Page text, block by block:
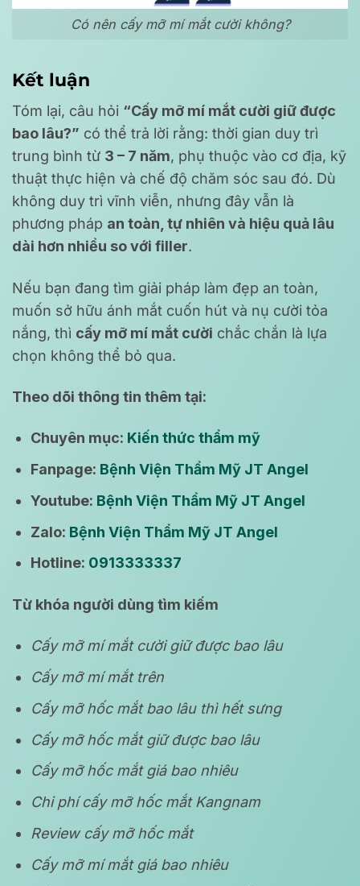
Có nên cấy mỡ mí mắt cười không?
Kết luận
Tóm lại, câu hỏi “Cấy mỡ mí mắt cười giữ được
bao lâu?” có thể trả lời rằng: thời gian duy trì
trung bình từ 3 – 7 năm, phụ thuộc vào cơ địa, kỹ
thuật thực hiện và chế độ chăm sóc sau đó. Dù
không duy trì vĩnh viễn, nhưng đây vẫn là
phương pháp an toàn, tự nhiên và hiệu quả lâu
dài hơn nhiều so với filler.
Nếu bạn đang tìm giải pháp làm đẹp an toàn,
muốn sở hữu ánh mắt cuốn hút và nụ cười tỏa
nắng, thì cấy mỡ mí mắt cười chắc chắn là lựa
chọn không thể bỏ qua.
Theo dõi thông tin thêm tại:
Chuyên mục: Kiến thức thẩm mỹ
Fanpage: Bệnh Viện Thẩm Mỹ JT Angel
Youtube: Bệnh Viện Thẩm Mỹ JT Angel
Zalo: Bệnh Viện Thẩm Mỹ JT Angel
Hotline: 0913333337
Từ khóa người dùng tìm kiếm
Cấy mỡ mí mắt cười giữ được bao lâu
Cấy mỡ mí mắt trên
Cấy mỡ hốc mắt bao lâu thì hết sưng
Cấy mỡ hốc mắt giữ được bao lâu
Cấy mỡ hốc mắt giá bao nhiêu
Chi phí cấy mỡ hốc mắt Kangnam
Review cấy mỡ hốc mắt
Cấy mỡ mí mắt giá bao nhiêu